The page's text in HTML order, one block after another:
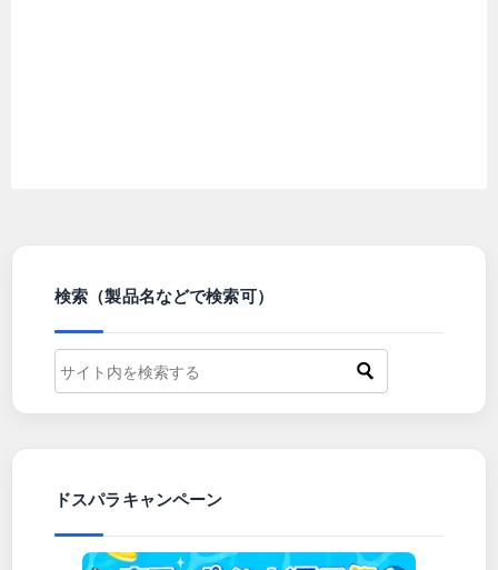
検索（製品名などで検索可）
ドスパラキャンペーン